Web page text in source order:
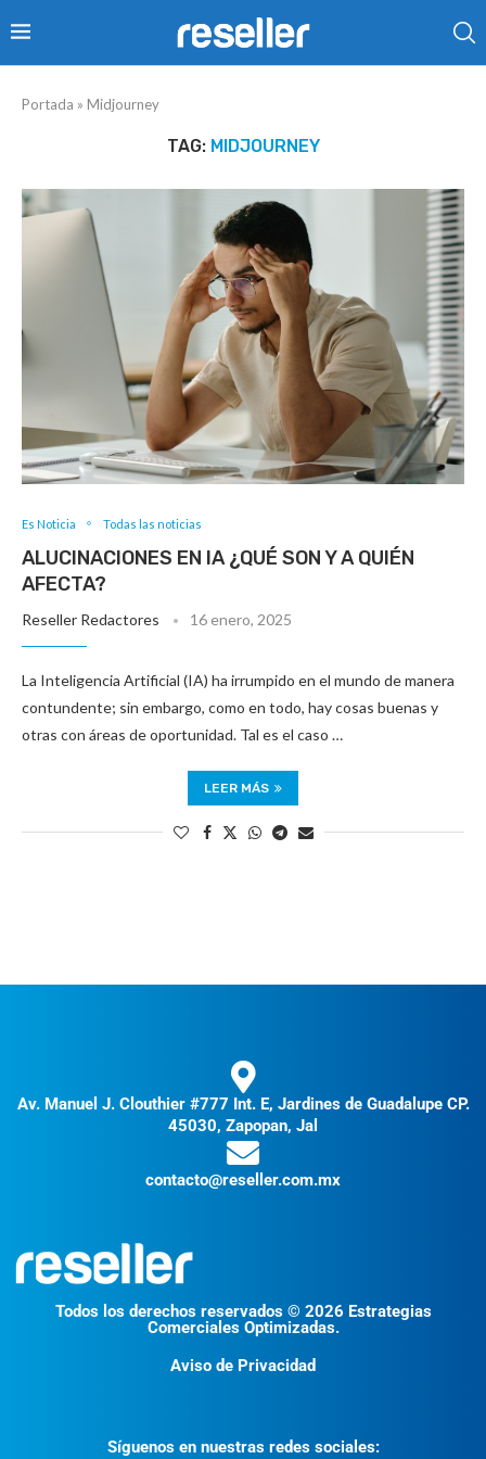
Portada » Midjourney
TAG: MIDJOURNEY
Es Noticia Todas las noticias
ALUCINACIONES EN IA ¿QUÉ SON Y A QUIÉN
AFECTA?
Reseller Redactores 16 enero, 2025
La Inteligencia Artificial (IA) ha irrumpido en el mundo de manera
contundente; sin embargo, como en todo, hay cosas buenas y
otras con áreas de oportunidad. Tal es el caso …
LEER MÁS
Av. Manuel J. Clouthier #777 Int. E, Jardines de Guadalupe CP.
45030, Zapopan, Jal
contacto@reseller.com.mx
Todos los derechos reservados © 2026 Estrategias
Comerciales Optimizadas.
Aviso de Privacidad
Síguenos en nuestras redes sociales: